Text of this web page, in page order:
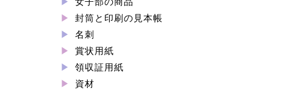
封筒と印刷の見本帳
名刺
賞状用紙
領収証用紙
資材